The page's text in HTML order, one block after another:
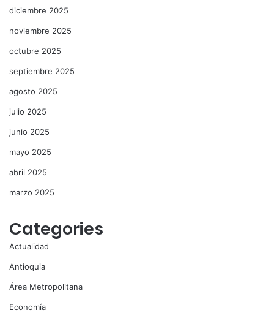
diciembre 2025
noviembre 2025
octubre 2025
septiembre 2025
agosto 2025
julio 2025
junio 2025
mayo 2025
abril 2025
marzo 2025
Categories
Actualidad
Antioquia
Área Metropolitana
Economía